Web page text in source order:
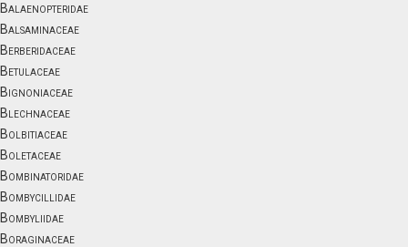
Balaenopteridae
Balsaminaceae
Berberidaceae
Betulaceae
Bignoniaceae
Blechnaceae
Bolbitiaceae
Boletaceae
Bombinatoridae
Bombycillidae
Bombyliidae
Boraginaceae